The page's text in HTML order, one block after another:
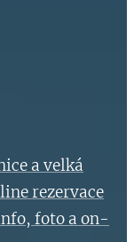
a velká
rezervace
foto a on-